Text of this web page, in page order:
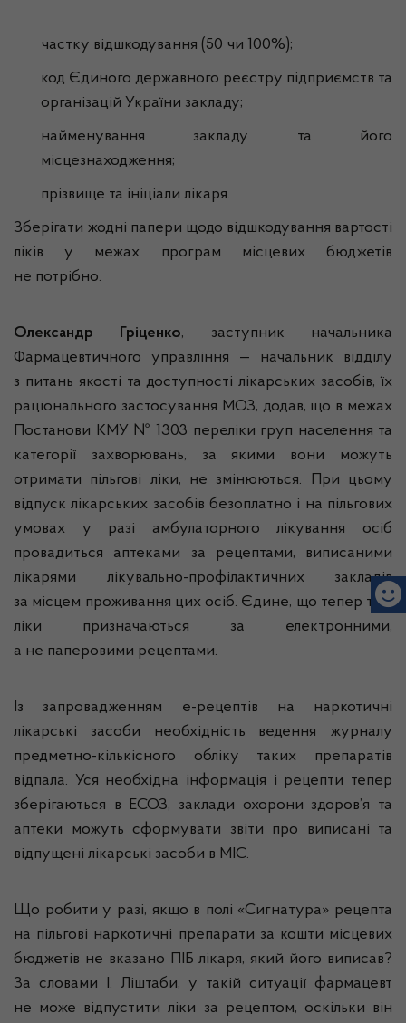
частку відшкодування (50 чи 100%);
код Єдиного державного реєстру підприємств та
організацій України закладу;
найменування закладу та його
місцезнаходження;
прізвище та ініціали лікаря.
Зберігати жодні папери щодо відшкодування вартості
ліків у межах програм місцевих бюджетів
не потрібно.
Олександр Гріценко, заступник начальника
Фармацевтичного управління — начальник відділу
з питань якості та доступності лікарських засобів, їх
раціонального застосування МОЗ, додав, що в межах
Постанови КМУ № 1303 переліки груп населення та
категорії захворювань, за якими вони можуть
отримати пільгові ліки, не змінюються. При цьому
відпуск лікарських засобів безоплатно і на пільгових
умовах у разі амбулаторного лікування осіб
провадиться аптеками за рецептами, виписаними
лікарями лікувально-профілактичних закладів
за місцем проживання цих осіб. Єдине, що тепер такі
ліки призначаються за електронними,
а не паперовими рецептами.
Із запровадженням е-рецептів на наркотичні
лікарські засоби необхідність ведення журналу
предметно-кількісного обліку таких препаратів
відпала. Уся необхідна інформація і рецепти тепер
зберігаються в ЕСОЗ, заклади охорони здоров’я та
аптеки можуть сформувати звіти про виписані та
відпущені лікарські засоби в МІС.
Що робити у разі, якщо в полі «Сигнатура» рецепта
на пільгові наркотичні препарати за кошти місцевих
бюджетів не вказано ПІБ лікаря, який його виписав?
За словами І. Ліштаби, у такій ситуації фармацевт
не може відпустити ліки за рецептом, оскільки він